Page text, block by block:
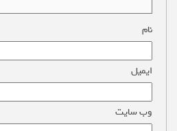
نام
ایمیل
وب‌ سایت